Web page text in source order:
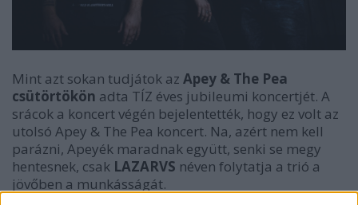
Mint azt sokan tudjátok az Apey & The Pea
csütörtökön adta TÍZ éves jubileumi koncertjét. A
srácok a koncert végén bejelentették, hogy ez volt az
utolsó Apey & The Pea koncert. Na, azért nem kell
parázni, Apeyék maradnak együtt, senki se megy
hentesnek, csak LAZARVS néven folytatja a trió a
jövőben a munkásságát.